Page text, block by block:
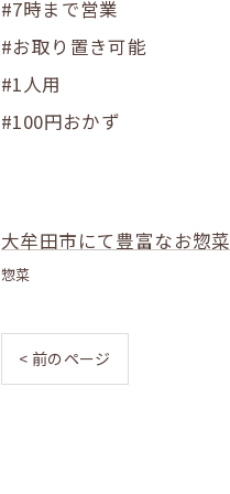
#7時まで営業
#お取り置き可能
#1人用
#100円おかず
大牟田市にて豊富なお惣菜
惣菜
< 前のページ